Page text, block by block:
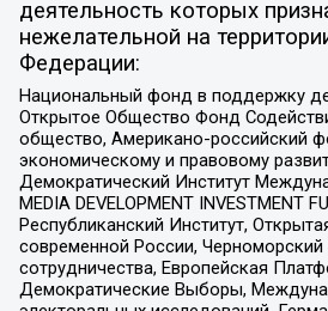
деятельность которых
нежелательной на
Федерации:
Национальный фонд в поддержку
Открытое Общество Фонд
общество, Американо-российский
экономическому и правовому
Демократический Институт
MEDIA DEVELOPMENT INVESTMENT
Республиканский Институт,
современной России,
сотрудничества, Европейская
Демократические Выборы,